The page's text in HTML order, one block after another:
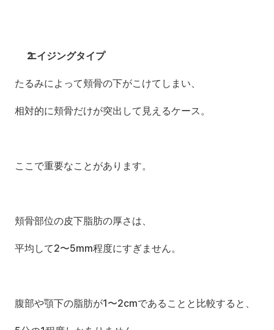
エイジングタイプ
たるみによって頬骨の下がこけてしまい、
相対的に頬骨だけが突出して見えるケース。
ここで重要なことがあります。
頬骨部位の皮下脂肪の厚さは、
平均して2〜5mm程度にすぎません。
腹部や顎下の脂肪が1〜2cmであることと比較すると、